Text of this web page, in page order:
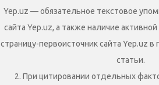
Yep.uz — обязательное текстовое
сайта Yep.uz, а также наличие
страницу-первоисточник сайта Yep.uz
статьи.
2. При цитировании отдельных